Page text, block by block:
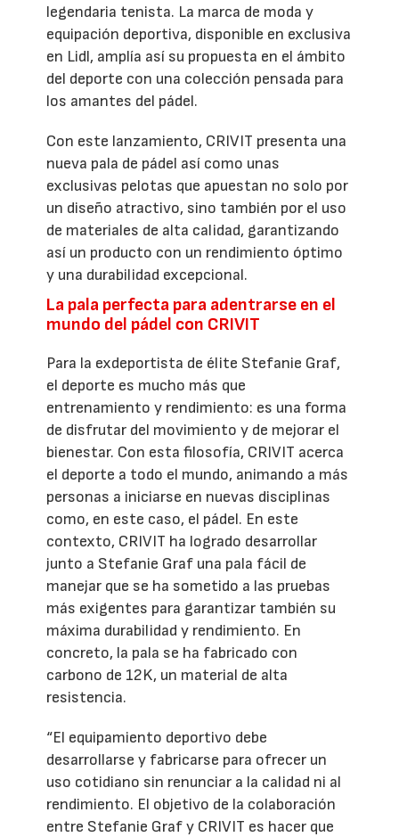
legendaria tenista. La marca de moda y
equipación deportiva, disponible en exclusiva
en Lidl, amplía así su propuesta en el ámbito
del deporte con una colección pensada para
los amantes del pádel.
Con este lanzamiento, CRIVIT presenta una
nueva pala de pádel así como unas
exclusivas pelotas que apuestan no solo por
un diseño atractivo, sino también por el uso
de materiales de alta calidad, garantizando
así un producto con un rendimiento óptimo
y una durabilidad excepcional.
La pala perfecta para adentrarse en el
mundo del pádel con CRIVIT
Para la exdeportista de élite Stefanie Graf,
el deporte es mucho más que
entrenamiento y rendimiento: es una forma
de disfrutar del movimiento y de mejorar el
bienestar. Con esta filosofía, CRIVIT acerca
el deporte a todo el mundo, animando a más
personas a iniciarse en nuevas disciplinas
como, en este caso, el pádel. En este
contexto, CRIVIT ha logrado desarrollar
junto a Stefanie Graf una pala fácil de
manejar que se ha sometido a las pruebas
más exigentes para garantizar también su
máxima durabilidad y rendimiento. En
concreto, la pala se ha fabricado con
carbono de 12K, un material de alta
resistencia.
“El equipamiento deportivo debe
desarrollarse y fabricarse para ofrecer un
uso cotidiano sin renunciar a la calidad ni al
rendimiento. El objetivo de la colaboración
entre Stefanie Graf y CRIVIT es hacer que